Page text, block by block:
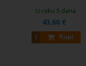
43,60 €
Kupi
U roku 5 dana